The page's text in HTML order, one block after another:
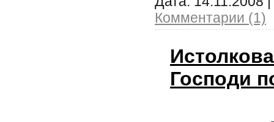
Комментарии (1)
Господи